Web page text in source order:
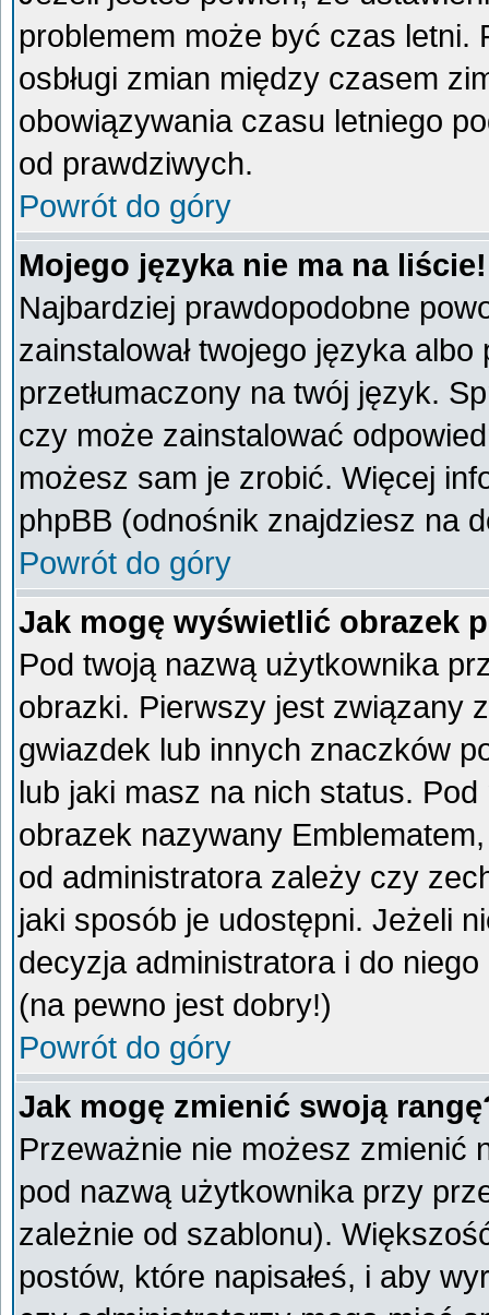
problemem może być czas letni.
osbługi zmian między czasem
obowiązywania czasu letniego
od prawdziwych.
Powrót do góry
Mojego języka nie ma na liście!
Najbardziej prawdopodobne
zainstalował twojego języka
przetłumaczony na twój język.
czy może zainstalować
możesz sam je zrobić. Więcej
phpBB (odnośnik znajdziesz na
Powrót do góry
Jak mogę wyświetlić obrazek
Pod twoją nazwą użytkownika
obrazki. Pierwszy jest związany
gwiazdek lub innych znaczków
lub jaki masz na nich status.
obrazek nazywany
od administratora zależy czy
jaki sposób je udostępni. Jeżeli
decyzja administratora i do
(na pewno jest dobry!)
Powrót do góry
Jak mogę zmienić swoją
Przeważnie nie możesz zmienić
pod nazwą użytkownika przy
zależnie od szablonu).
postów, które napisałeś, i aby